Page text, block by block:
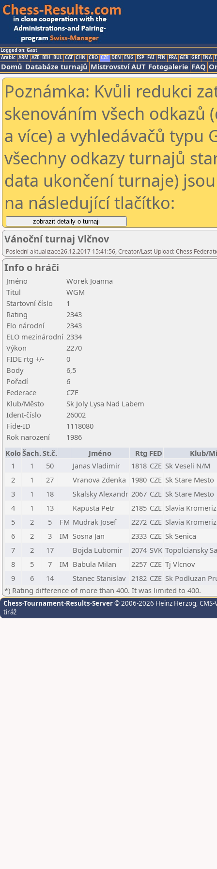
Logged on: Gast
Arabic ARM AZE BIH BUL CAT CHN CRO CZE DEN ENG ESP FAI FIN FRA GER GRE INA
Domů Databáze turnajů Mistrovství AUT Fotogalerie FAQ
Poznámka: Kvůli redukci
skenováním všech odkazů
a více) a vyhledávačů typu
všechny odkazy turnajů
data ukončení turnaje)
na následující tlačítko:
Vánoční turnaj Vlčnov
Poslední aktualizace26.12.2017 15:41:56, Creator/Last Upload: Chess
Info o hráči
Jméno
Worek Joanna
Titul
WGM
Startovní číslo
1
Rating
2343
Elo národní
2343
ELO mezinárodní 2334
Výkon
2270
FIDE rtg +/-
0
Body
6,5
Pořadí
6
Federace
CZE
Klub/Město
Sk Joly Lysa Nad Labem
Ident-číslo
26002
Fide-ID
1118080
Rok narození
1986
KoloŠach.St.č. Jméno Rtg FED
Klub/
1
1 50 Janas Vladimir 1818 CZE Sk Veseli N/M
2
1 27 Vranova Zdenka 1980 CZE Sk Stare Mesto
3
1 18 Skalsky Alexandr 2067 CZE Sk Stare Mesto
4
1 13 Kapusta Petr 2185 CZE Slavia Kromeriz
5
2 5 FM Mudrak Josef 2272 CZE Slavia Kromeriz
6
2 3 IM Sosna Jan 2333 CZE Sk Senica
7
2 17 Bojda Lubomir 2074 SVK Topolciansky
8
5 7 IM Babula Milan 2257 CZE Tj Vlcnov
9
6 14 Stanec Stanislav 2182 CZE Sk Podluzan
*) Rating difference of more than 400. It was limited to 400.
Chess-Tournament-Results-Server© 2006-2026 Heinz Herzog,
tiráž